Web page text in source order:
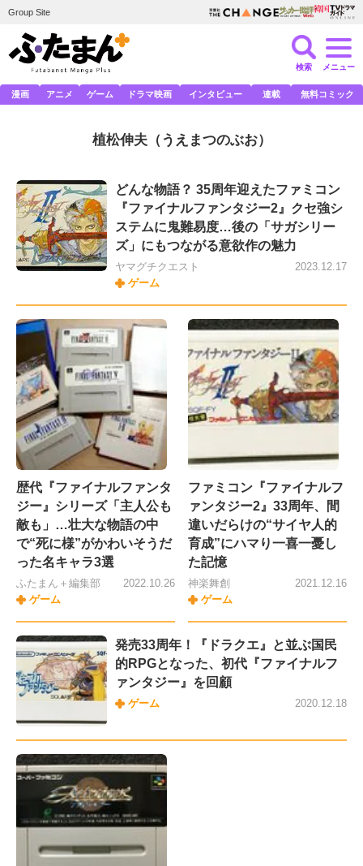
Group Site
検索 メニュー
漫画 アニメ ゲーム ドラマ映画 インタビュー 連載 無料コミック
植松伸夫（うえまつのぶお）
どんな物語？ 35周年迎えたファミコン
『ファイナルファンタジー2』クセ強シ
ステムに鬼難易度…後の「サガシリー
ズ」にもつながる意欲作の魅力
ヤマグチクエスト
ゲーム
2023.12.17
歴代『ファイナルファンタ
ジー』シリーズ「主人公も
敵も」…壮大な物語の中
で“死に様”がかわいそうだ
った名キャラ3選
ふたまん＋編集部
ゲーム
2022.10.26
ファミコン『ファイナルフ
ァンタジー2』33周年、間
違いだらけの“サイヤ人的
育成”にハマり一喜一憂し
た記憶
神楽舞創
ゲーム
2021.12.16
発売33周年！『ドラクエ』と並ぶ国民
的RPGとなった、初代『ファイナルフ
ァンタジー』を回顧
ゲーム 2020.12.18